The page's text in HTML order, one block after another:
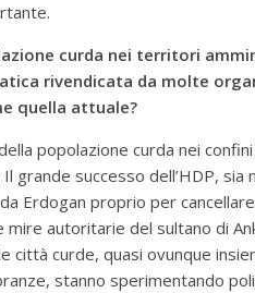
curda nei territori
rivendicata da molte
quella attuale?
popolazione curda nei
successo dell’HDP, sia
Erdogan proprio per
autoritarie del sultano di
città curde, quasi ovunque
stanno sperimentando